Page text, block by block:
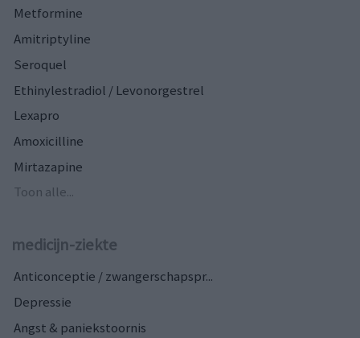
Metformine
Amitriptyline
Seroquel
Ethinylestradiol / Levonorgestrel
Lexapro
Amoxicilline
Mirtazapine
Toon alle...
medicijn-ziekte
Anticonceptie / zwangerschapspr...
Depressie
Angst & paniekstoornis